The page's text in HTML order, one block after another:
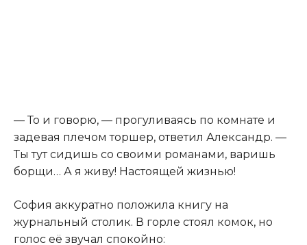
— То и говорю, — прогуливаясь по комнате и
задевая плечом торшер, ответил Александр. —
Ты тут сидишь со своими романами, варишь
борщи… А я живу! Настоящей жизнью!
София аккуратно положила книгу на
журнальный столик. В горле стоял комок, но
голос её звучал спокойно: